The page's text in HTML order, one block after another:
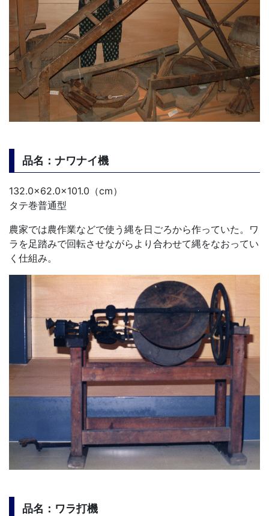
品名：ナワナイ機
132.0×62.0×101.0（cm）
タテ巻普通型
農家では農作業などで使う縄を日ごろから作っていた。ワ
ラを足踏みで回転させながらより合わせて縄をなおってい
く仕組み。
品名：ワラ打機